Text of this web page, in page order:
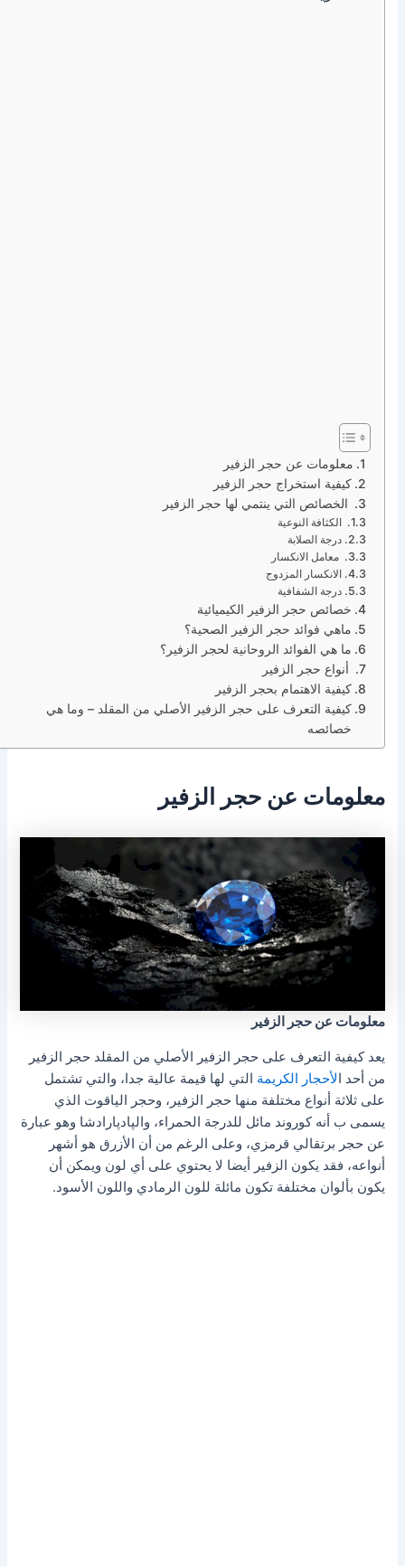
معلومات عن حجر الزفير
كيفية استخراج حجر الزفير
الخصائص التي ينتمي لها حجر الزفير
الكثافة النوعية
درجة الصلابة
معامل الانكسار
الانكسار المزدوج
درجة الشفافية
خصائص حجر الزفير الكيميائية
ماهي فوائد حجر الزفير الصحية؟
ما هي الفوائد الروحانية لحجر الزفير؟
أنواع حجر الزفير
كيفية الاهتمام بحجر الزفير
كيفية التعرف على حجر الزفير الأصلي من المقلد – وما هي
خصائصه
معلومات عن حجر الزفير
معلومات عن حجر الزفير
يعد كيفية التعرف على حجر الزفير الأصلي من المقلد حجر الزفير
من أحد الأحجار الكريمةالتي لها قيمة عالية جدا، والتي تشتمل
على ثلاثة أنواع مختلفة منها حجر الزفير، وحجر الياقوت الذي
يسمى ب أنه كوروند مائل للدرجة الحمراء، والپادپارادشا وهو عبارة
عن حجر برتقالي قرمزي، وعلى الرغم من أن الأزرق هو أشهر
أنواعه، فقد يكون الزفير أيضا لا يحتوي على أي لون ويمكن أن
يكون بألوان مختلفة تكون مائلة للون الرمادي واللون الأسود.